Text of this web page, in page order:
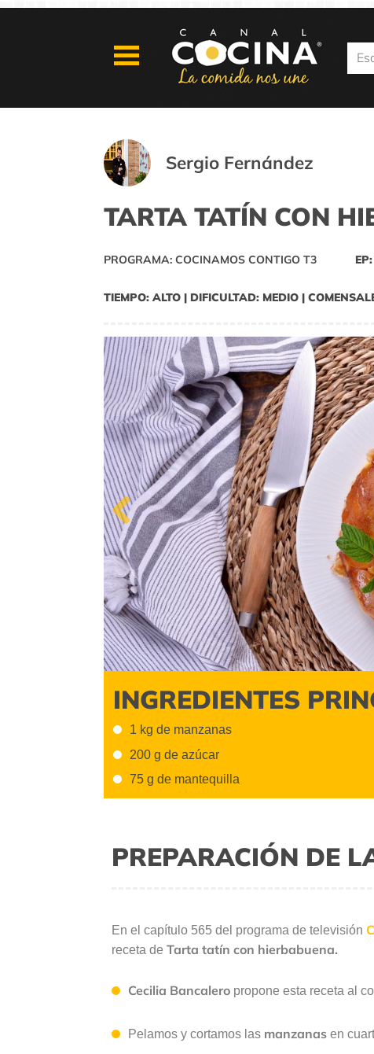
Sergio Fernández
TARTA TATÍN CON
PROGRAMA: COCINAMOS CONTIGO T3
TIEMPO: ALTO | DIFICULTAD: MEDIO |
Previous
INGREDIENTES
1 kg de manzanas
200 g de azúcar
75 g de mantequilla
PREPARACIÓN DE
En el capítulo 565 del programa de televisión
receta de Tarta tatín con hierbabuena.
Cecilia Bancalero propone esta receta al
Pelamos y cortamos las manzanas en